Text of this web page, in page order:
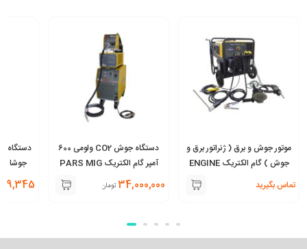
موتور جوش و برق ( ژنراتور برق و
جوش ) گام الکتریک ENGINE
WELDER 180 PROتماس بگیرید
دستگاه جوش CO2 ولومی 600
آمپر گام الکتریک PARS MIG
601 SP هوا خنک
34,000,000 تومان